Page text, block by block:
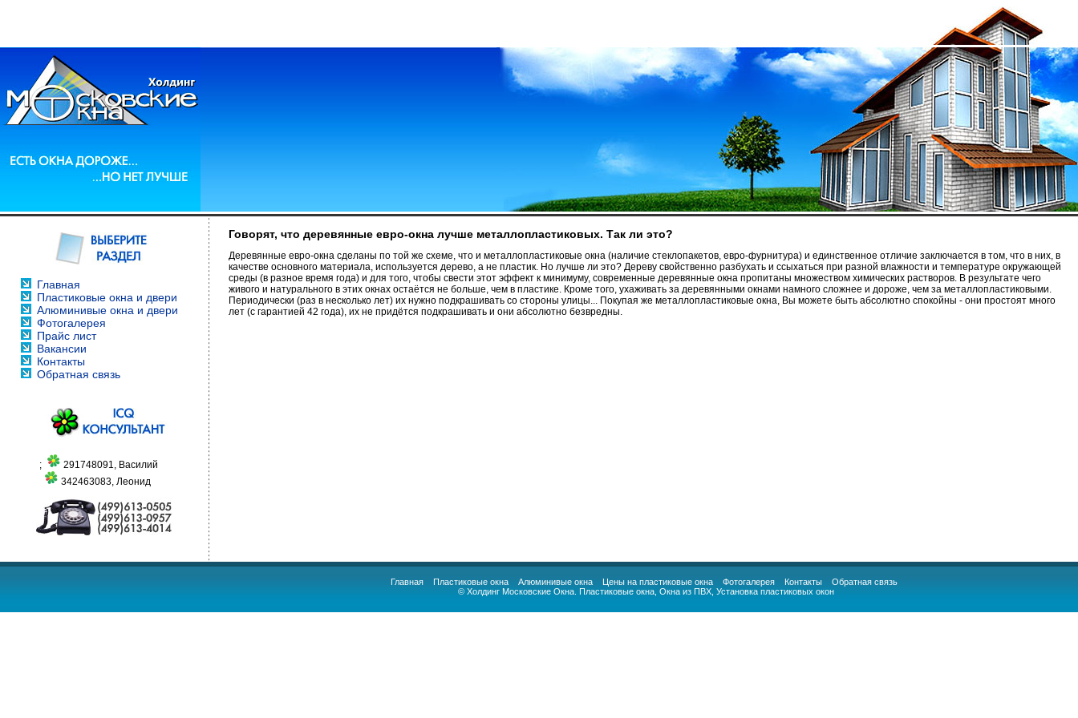
Главная
Пластиковые окна и двери
Алюминивые окна и двери
Фотогалерея
Прайс лист
Вакансии
Контакты
Обратная связь
;
291748091, Василий
342463083, Леонид
Говорят, что деревянные евро-окна лучше металлопластиковых. Так ли это?
Деревянные евро-окна сделаны по той же схеме, что и металлопластиковые окна (наличие стеклопакетов, евро-фурнитура) и единственное отличие заключается в том, что в них, в
качестве основного материала, используется дерево, а не пластик. Но лучше ли это? Дереву свойственно разбухать и ссыхаться при разной влажности и температуре окружающей
среды (в разное время года) и для того, чтобы свести этот эффект к минимуму, современные деревянные окна пропитаны множеством химических растворов. В результате чего
живого и натурального в этих окнах остаётся не больше, чем в пластике. Кроме того, ухаживать за деревянными окнами намного сложнее и дороже, чем за металлопластиковыми.
Периодически (раз в несколько лет) их нужно подкрашивать со стороны улицы... Покупая же металлопластиковые окна, Вы можете быть абсолютно спокойны - они простоят много
лет (с гарантией 42 года), их не придётся подкрашивать и они абсолютно безвредны.
Главная Пластиковые окна Алюминивые окна Цены на пластиковые окна Фотогалерея Контакты
Обратная связь
© Холдинг Московские Окна. Пластиковые окна Окна из ПВХ Установка пластиковых окон